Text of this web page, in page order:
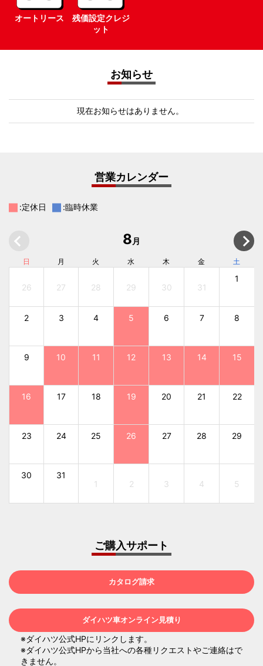
オートリース
残価設定クレジ
ット
お知らせ
現在お知らせはありません。
営業カレンダー
:定休日 :臨時休業
8 月
日 月 火 水 木 金 土
26 27 28 29 30 31
1
2 3 4 5 6 7 8
9 10 11 12 13 14 15
16 17 18 19 20 21 22
23 24 25 26 27 28 29
30
31
1
2 3 4 5
ご購入サポート
カタログ請求
ダイハツ車オンライン見積り
※ダイハツ公式HPにリンクします。
※ダイハツ公式HPから当社への各種リクエストやご連絡はで
きません。